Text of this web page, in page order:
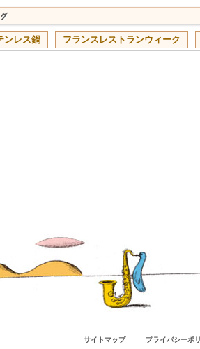
ンレス鍋 フランスレストランウィーク
サイトマップ プライバシーポ